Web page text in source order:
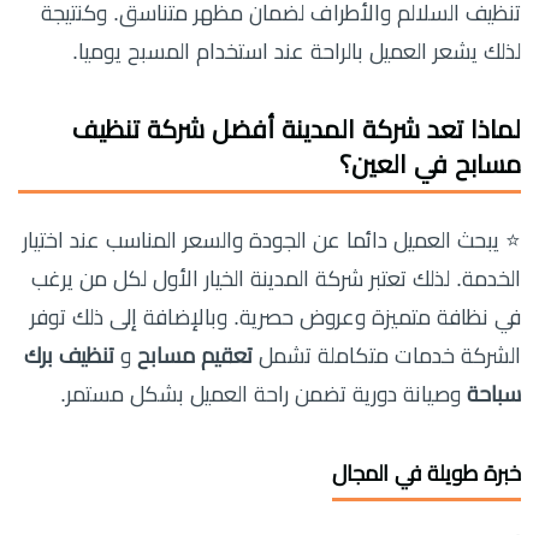
تنظيف السلالم والأطراف لضمان مظهر متناسق. وكنتيجة
لذلك يشعر العميل بالراحة عند استخدام المسبح يوميا.
لماذا تعد شركة المدينة أفضل شركة تنظيف
مسابح في العين؟
⭐ يبحث العميل دائما عن الجودة والسعر المناسب عند اختيار
الخدمة. لذلك تعتبر شركة المدينة الخيار الأول لكل من يرغب
في نظافة متميزة وعروض حصرية. وبالإضافة إلى ذلك توفر
الشركة خدمات متكاملة تشمل تعقيم مسابح و تنظيف برك
سباحة وصيانة دورية تضمن راحة العميل بشكل مستمر.
خبرة طويلة في المجال